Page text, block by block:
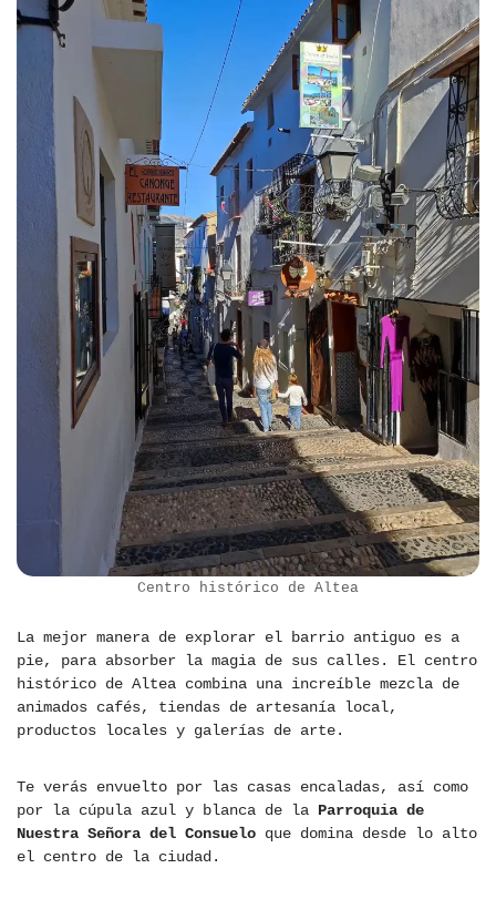
Centro histórico de Altea
La mejor manera de explorar el barrio antiguo es a
pie, para absorber la magia de sus calles. El centro
histórico de Altea combina una increíble mezcla de
animados cafés, tiendas de artesanía local,
productos locales y galerías de arte.
Te verás envuelto por las casas encaladas, así como
por la cúpula azul y blanca de la Parroquia de
Nuestra Señora del Consuelo que domina desde lo alto
el centro de la ciudad.